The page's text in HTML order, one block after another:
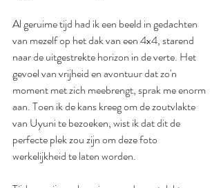
Al geruime tijd had ik een beeld in gedachten
van mezelf op het dak van een 4x4, starend
naar de uitgestrekte horizon in de verte. Het
gevoel van vrijheid en avontuur dat zo'n
moment met zich meebrengt, sprak me enorm
aan. Toen ik de kans kreeg om de zoutvlakte
van Uyuni te bezoeken, wist ik dat dit de
perfecte plek zou zijn om deze foto
werkelijkheid te laten worden.